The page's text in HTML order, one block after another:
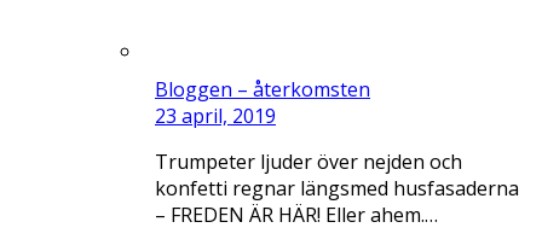
Bloggen – återkomsten
23 april, 2019
Trumpeter ljuder över nejden och
konfetti regnar längsmed husfasaderna
– FREDEN ÄR HÄR! Eller ahem.…